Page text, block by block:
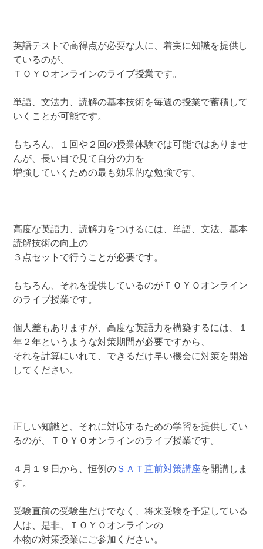
英語テストで高得点が必要な人に、着実に知識を提供し
ているのが、
ＴＯＹＯオンラインのライブ授業です。
単語、文法力、読解の基本技術を毎週の授業で蓄積して
いくことが可能です。
もちろん、１回や２回の授業体験では可能ではありませ
んが、長い目で見て自分の力を
増強していくための最も効果的な勉強です。
高度な英語力、読解力をつけるには、単語、文法、基本
読解技術の向上の
３点セットで行うことが必要です。
もちろん、それを提供しているのがＴＯＹＯオンライン
のライブ授業です。
個人差もありますが、高度な英語力を構築するには、１
年２年というような対策期間が必要ですから、
それを計算にいれて、できるだけ早い機会に対策を開始
してください。
正しい知識と、それに対応するための学習を提供してい
るのが、ＴＯＹＯオンラインのライブ授業です。
４月１９日から、恒例の ＳＡＴ直前対策講座を開講しま
す。
受験直前の受験生だけでなく、将来受験を予定している
人は、是非、ＴＯＹＯオンラインの
本物の対策授業にご参加ください。